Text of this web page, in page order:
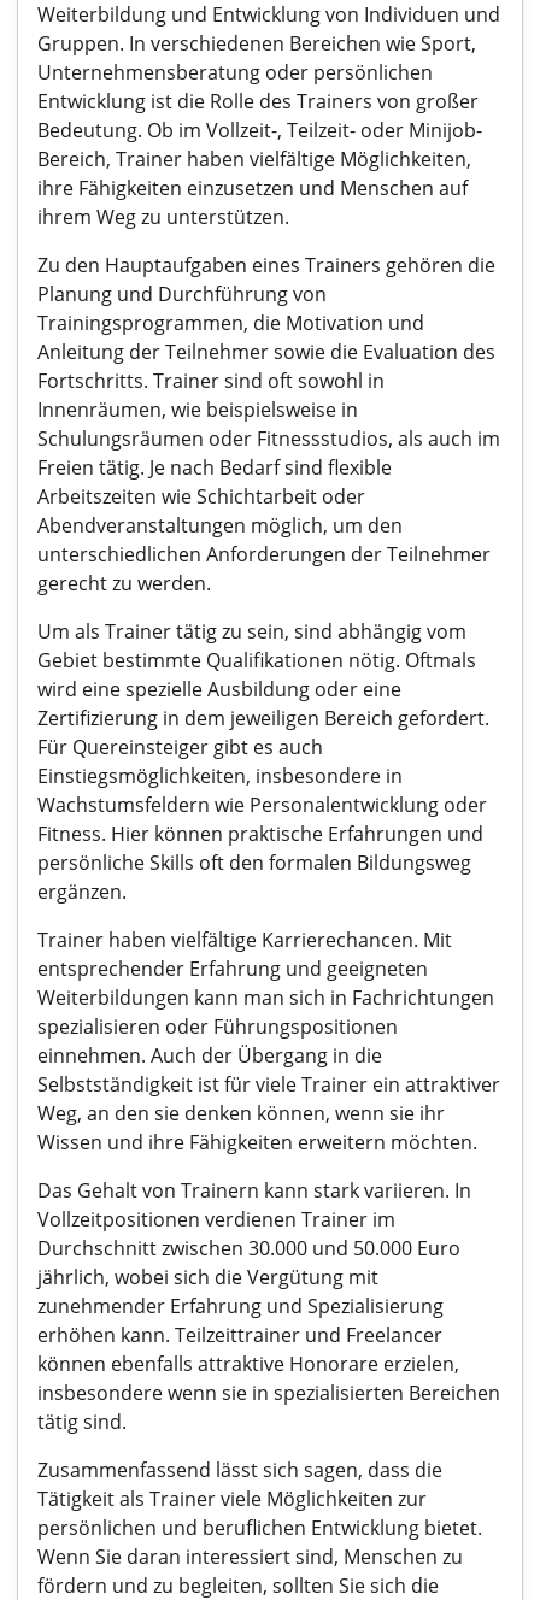
Weiterbildung und Entwicklung von Individuen und
Gruppen. In verschiedenen Bereichen wie Sport,
Unternehmensberatung oder persönlichen
Entwicklung ist die Rolle des Trainers von großer
Bedeutung. Ob im Vollzeit-, Teilzeit- oder Minijob-
Bereich, Trainer haben vielfältige Möglichkeiten,
ihre Fähigkeiten einzusetzen und Menschen auf
ihrem Weg zu unterstützen.
Zu den Hauptaufgaben eines Trainers gehören die
Planung und Durchführung von
Trainingsprogrammen, die Motivation und
Anleitung der Teilnehmer sowie die Evaluation des
Fortschritts. Trainer sind oft sowohl in
Innenräumen, wie beispielsweise in
Schulungsräumen oder Fitnessstudios, als auch im
Freien tätig. Je nach Bedarf sind flexible
Arbeitszeiten wie Schichtarbeit oder
Abendveranstaltungen möglich, um den
unterschiedlichen Anforderungen der Teilnehmer
gerecht zu werden.
Um als Trainer tätig zu sein, sind abhängig vom
Gebiet bestimmte Qualifikationen nötig. Oftmals
wird eine spezielle Ausbildung oder eine
Zertifizierung in dem jeweiligen Bereich gefordert.
Für Quereinsteiger gibt es auch
Einstiegsmöglichkeiten, insbesondere in
Wachstumsfeldern wie Personalentwicklung oder
Fitness. Hier können praktische Erfahrungen und
persönliche Skills oft den formalen Bildungsweg
ergänzen.
Trainer haben vielfältige Karrierechancen. Mit
entsprechender Erfahrung und geeigneten
Weiterbildungen kann man sich in Fachrichtungen
spezialisieren oder Führungspositionen
einnehmen. Auch der Übergang in die
Selbstständigkeit ist für viele Trainer ein attraktiver
Weg, an den sie denken können, wenn sie ihr
Wissen und ihre Fähigkeiten erweitern möchten.
Das Gehalt von Trainern kann stark variieren. In
Vollzeitpositionen verdienen Trainer im
Durchschnitt zwischen 30.000 und 50.000 Euro
jährlich, wobei sich die Vergütung mit
zunehmender Erfahrung und Spezialisierung
erhöhen kann. Teilzeittrainer und Freelancer
können ebenfalls attraktive Honorare erzielen,
insbesondere wenn sie in spezialisierten Bereichen
tätig sind.
Zusammenfassend lässt sich sagen, dass die
Tätigkeit als Trainer viele Möglichkeiten zur
persönlichen und beruflichen Entwicklung bietet.
Wenn Sie daran interessiert sind, Menschen zu
fördern und zu begleiten, sollten Sie sich die